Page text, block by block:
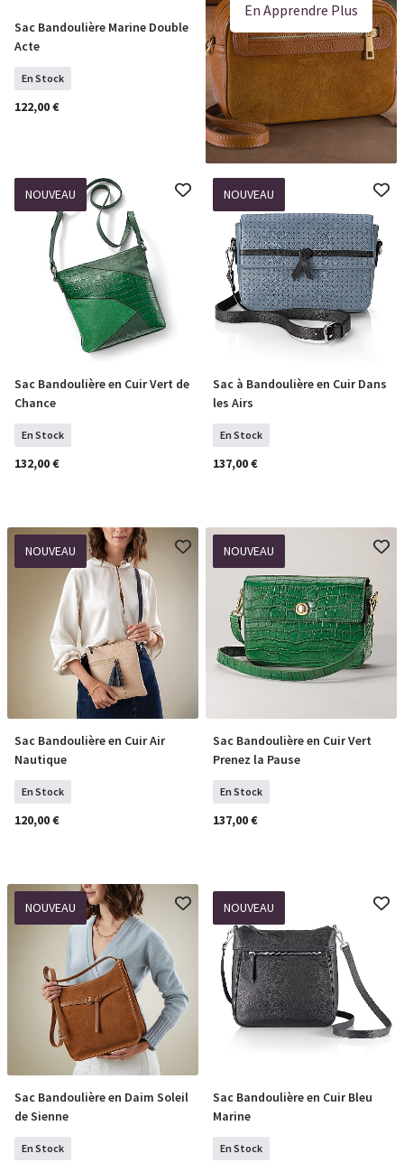
COMMANDER
Sac Bandoulière Marine Double
Acte
En Stock
122,00 €
En Apprendre Plus
NOUVEAU
COMMANDER
Sac Bandoulière en Cuir Vert de
Chance
En Stock
132,00 €
NOUVEAU
COMMANDER
Sac à Bandoulière en Cuir Dans
les Airs
En Stock
137,00 €
NOUVEAU
COMMANDER
Sac Bandoulière en Cuir Air
Nautique
En Stock
120,00 €
NOUVEAU
COMMANDER
Sac Bandoulière en Cuir Vert
Prenez la Pause
En Stock
137,00 €
NOUVEAU
COMMANDER
Sac Bandoulière en Daim Soleil
de Sienne
En Stock
NOUVEAU
COMMANDER
Sac Bandoulière en Cuir Bleu
Marine
En Stock